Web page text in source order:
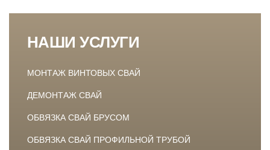
НАШИ УСЛУГИ
МОНТАЖ ВИНТОВЫХ СВАЙ
ДЕМОНТАЖ СВАЙ
ОБВЯЗКА СВАЙ БРУСОМ
ОБВЯЗКА СВАЙ ПРОФИЛЬНОЙ ТРУБОЙ